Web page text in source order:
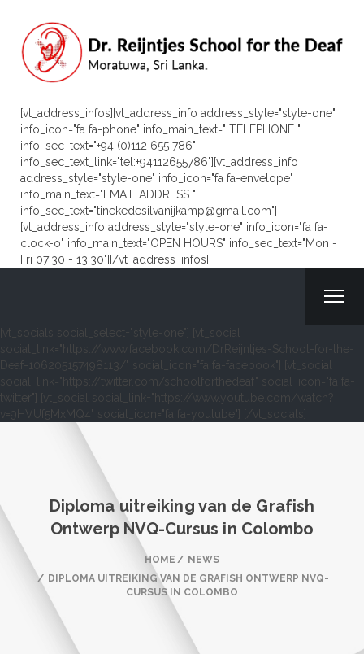
[vt_address_infos][vt_address_info address_style="style-one"
info_icon="fa fa-phone" info_main_text=" TELEPHONE "
info_sec_text="+94 (0)112 655 786"
info_sec_text_link="tel:+94112655786"][vt_address_info
address_style="style-one" info_icon="fa fa-envelope"
info_main_text="EMAIL ADDRESS "
info_sec_text="tinekedesilvanijkamp@gmail.com"]
[vt_address_info address_style="style-one" info_icon="fa fa-
clock-o" info_main_text="OPEN HOURS" info_sec_text="Mon -
Fri 07:30 - 13:30"][/vt_address_infos]
[vt_socials social_select="style-one"] [vt_social
social_link="https://www.facebook.com/DrReijntjes-School-for-the-
Deaf-106205157498113/" social_icon="fa fa-facebook"] [vt_social
social_link="https://twitter.com/schoolforthedeaf" social_icon="fa fa-
twitter"] [vt_social social_link="https://www.youtube.com/watch?
v=9HVUf5MxMQ4" social_icon="fa fa-youtube"] [/vt_socials]
Diploma uitreiking van de Grafish
Ontwerp NVQ-Cursus in Colombo
HOME
NEWS
DIPLOMA UITREIKING VAN DE GRAFISH ONTWERP NVQ-
CURSUS IN COLOMBO